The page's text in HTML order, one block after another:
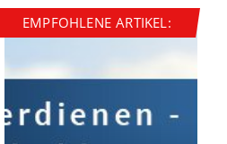
EMPFOHLENE ARTIKEL: